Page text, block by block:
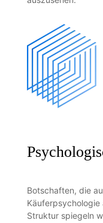
Botschaften, die
Struktur spiegeln